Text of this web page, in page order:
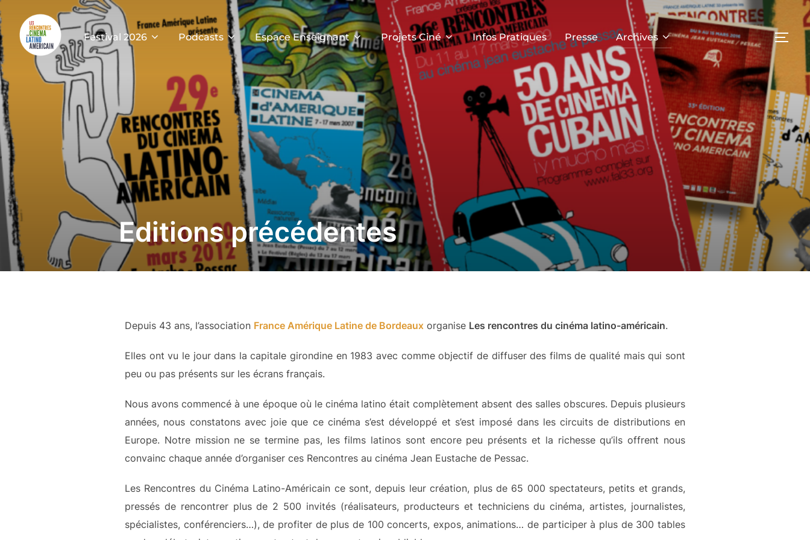
Festival 2026 Podcasts Espace Enseignant Projets Ciné Infos Pratiques Presse Archives
Editions précédentes
Depuis 43 ans, l’association France Amérique Latine de Bordeaux organise Les rencontres du cinéma latino-américain.
Elles ont vu le jour dans la capitale girondine en 1983 avec comme objectif de diffuser des films de qualité mais qui sont
peu ou pas présents sur les écrans français.
Nous avons commencé à une époque où le cinéma latino était complètement absent des salles obscures. Depuis plusieurs
années, nous constatons avec joie que ce cinéma s’est développé et s’est imposé dans les circuits de distributions en
Europe. Notre mission ne se termine pas, les films latinos sont encore peu présents et la richesse qu’ils offrent nous
convainc chaque année d’organiser ces Rencontres au cinéma Jean Eustache de Pessac.
Les Rencontres du Cinéma Latino-Américain ce sont, depuis leur création, plus de 65 000 spectateurs, petits et grands,
pressés de rencontrer plus de 2 500 invités (réalisateurs, producteurs et techniciens du cinéma, artistes, journalistes,
spécialistes, conférenciers…), de profiter de plus de 100 concerts, expos, animations… de participer à plus de 300 tables